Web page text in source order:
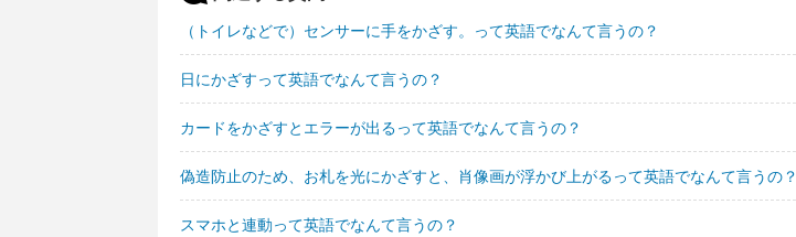
（トイレなどで）センサーに手をかざす。って英語でなんて言うの？
日にかざすって英語でなんて言うの？
カードをかざすとエラーが出るって英語でなんて言うの？
偽造防止のため、お札を光にかざすと、肖像画が浮かび上がるって英語でなんて言うの？
スマホと連動って英語でなんて言うの？